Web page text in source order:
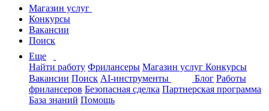
Магазин услуг
Конкурсы
Вакансии
Поиск
Еще
Найти работу Фрилансеры Магазин услуг Конкурсы
Вакансии Поиск AI-инструменты Блог Работы
фрилансеров Безопасная сделка Партнерская программа
База знаний Помощь